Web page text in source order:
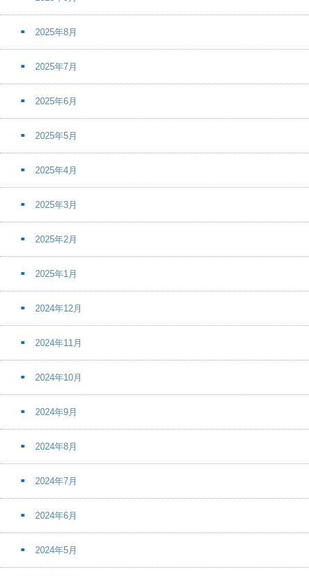
2025年8月
2025年7月
2025年6月
2025年5月
2025年4月
2025年3月
2025年2月
2025年1月
2024年12月
2024年11月
2024年10月
2024年9月
2024年8月
2024年7月
2024年6月
2024年5月